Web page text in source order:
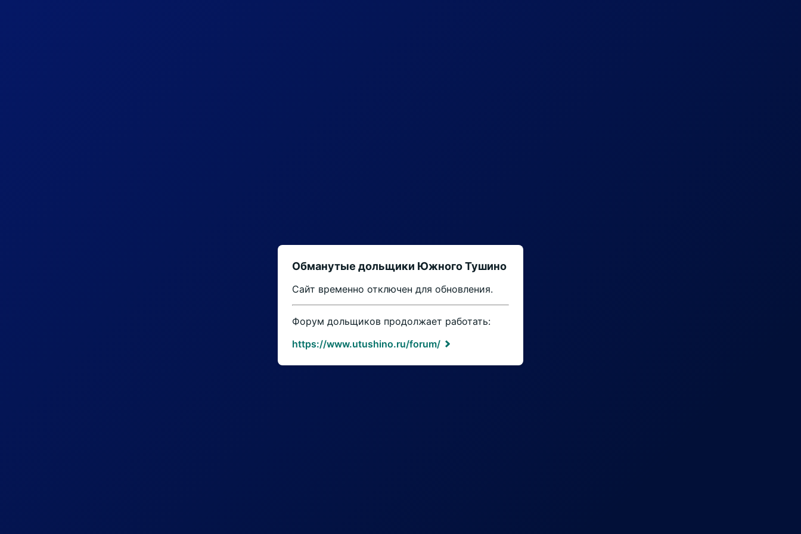
Обманутые дольщики Южного Тушино
Сайт временно отключен для обновления.
Форум дольщиков продолжает работать:
https://www.utushino.ru/forum/